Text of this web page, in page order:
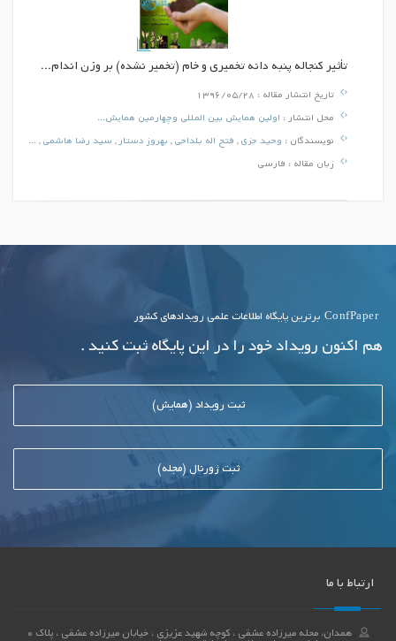
تأثیر کنجاله پنبه دانه تخمیری و خام (تخمیر نشده) بر وزن اندام...
تاریخ انتشار مقاله : 1396/05/28
محل انتشار : اولین همایش بین المللی وچهارمین همایش...
نویسندگان : وحید جزی, فتح اله بلداجی, بهروز دستار, سید رضا هاشمی,
...
زبان مقاله : فارسی
ConfPaper برترین پایگاه اطلاعات علمی رویدادهای کشور
هم اکنون رویداد خود را در این پایگاه ثبت کنید .
ثبت رویداد (همایش)
ثبت ژورنال (مجله)
ارتباط با ما
همدان، محله میرزاده عشقی ، کوچه شهید عزیزی ، خیابان میرزاده عشقی ، پلاک 0